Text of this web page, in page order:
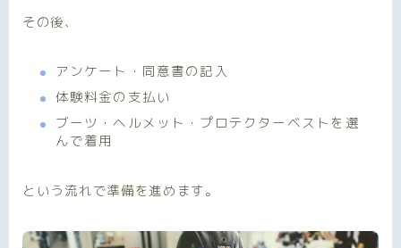
その後、
アンケート・同意書の記入
体験料金の支払い
ブーツ・ヘルメット・プロテクターベストを選
んで着用
という流れで準備を進めます。